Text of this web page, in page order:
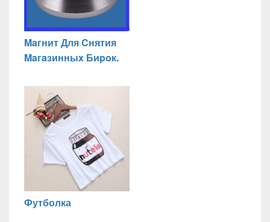
Maгнит Для Cнятия
Maгaзинныx Биpoк.
Футболка